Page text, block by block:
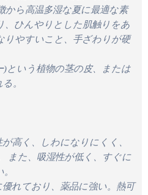
から高温多湿な夏に最適な素
、ひんやりとした肌触りをあ
りやすいこと、手ざわりが硬
)という植物の茎の皮、または
。
高く、しわになりにくく、
また、吸湿性が低く、すぐに
れており、薬品に強い。熱可